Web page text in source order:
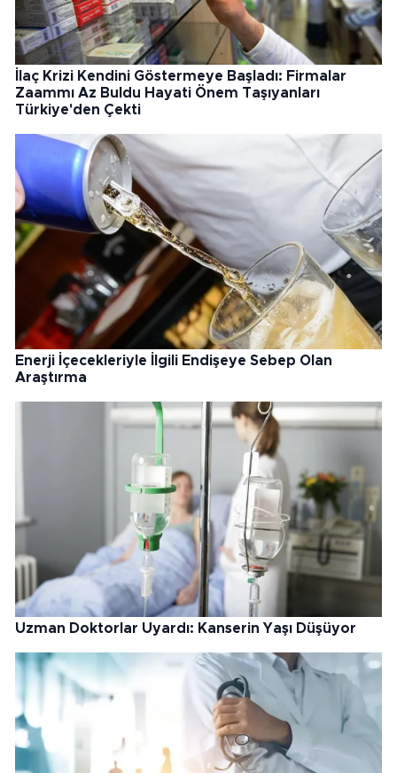
İlaç Krizi Kendini Göstermeye Başladı: Firmalar
Zaammı Az Buldu Hayati Önem Taşıyanları
Türkiye'den Çekti
Enerji İçecekleriyle İlgili Endişeye Sebep Olan
Araştırma
Uzman Doktorlar Uyardı: Kanserin Yaşı Düşüyor